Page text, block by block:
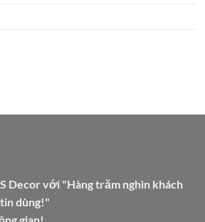
Decor với "Hàng trăm nghìn khách
dùng!"